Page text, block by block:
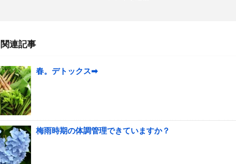
関連記事
春。デトックス➡︎
梅雨時期の体調管理できていますか？